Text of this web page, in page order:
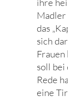
ihre
das
sich
Frauen
soll bei
Rede
eine